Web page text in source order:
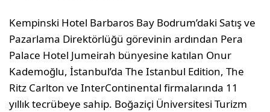
Kempinski Hotel Barbaros Bay Bodrum’daki Satış ve
Pazarlama Direktörlüğü görevinin ardından Pera
Palace Hotel Jumeirah bünyesine katılan Onur
Kademoğlu, İstanbul’da The Istanbul Edition, The
Ritz Carlton ve InterContinental firmalarında 11
yıllık tecrübeye sahip. Boğaziçi Üniversitesi Turizm